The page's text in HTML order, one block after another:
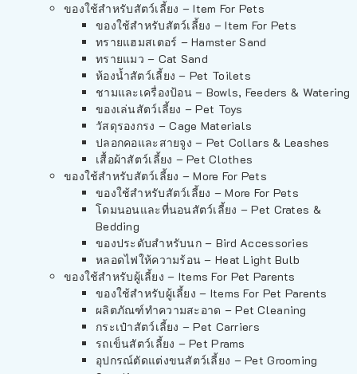
ของใช้สำหรับสัตว์เลี้ยง – Item For Pets
ของใช้สำหรับสัตว์เลี้ยง – Item For Pets
ทรายแฮมสเตอร์ – Hamster Sand
ทรายแมว – Cat Sand
ห้องน้ำสัตว์เลี้ยง – Pet Toilets
ชามและเครื่องป้อน – Bowls, Feeders & Watering
ของเล่นสัตว์เลี้ยง – Pet Toys
วัสดุรองกรง – Cage Materials
ปลอกคอและสายจูง – Pet Collars & Leashes
เสื้อผ้าสัตว์เลี้ยง – Pet Clothes
ของใช้สำหรับสัตว์เลี้ยง – More For Pets
ของใช้สำหรับสัตว์เลี้ยง – More For Pets
โดมนอนและที่นอนสัตว์เลี้ยง – Pet Crates &
Bedding
ของประดับสำหรับนก – Bird Accessories
หลอดไฟให้ความร้อน – Heat Light Bulb
ของใช้สำหรับผู้เลี้ยง – Items For Pet Parents
ของใช้สำหรับผู้เลี้ยง – Items For Pet Parents
ผลิตภัณฑ์ทำความสะอาด – Pet Cleaning
กระเป๋าสัตว์เลี้ยง – Pet Carriers
รถเข็นสัตว์เลี้ยง – Pet Prams
อุปกรณ์ตัดแต่งขนสัตว์เลี้ยง – Pet Grooming